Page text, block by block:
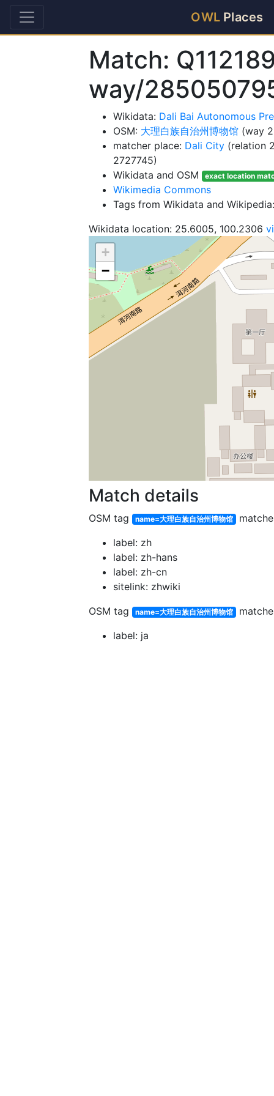
OWL Places
Match:
way/
Wikidata: Dali Bai Autonomous
OSM: 大理白族自治州博物馆 (way
matcher place: Dali City (relation
2727745)
Wikidata and OSM
exact location
Wikimedia Commons
Tags from Wikidata and
Wikidata location: 25.6005, 100.2306
+
−
Match details
OSM tag name=大理白族自治州博物馆
label: zh
label: zh-hans
label: zh-cn
sitelink: zhwiki
OSM tag
name=大理白族自治州博物馆
label: ja